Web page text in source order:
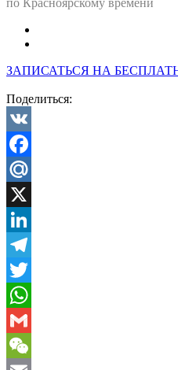
ЗАПИСАТЬСЯ НА
Поделиться:
VK
Facebook
Mail.Ru
X
LinkedIn
Telegram
Twitter
WhatsApp
Gmail